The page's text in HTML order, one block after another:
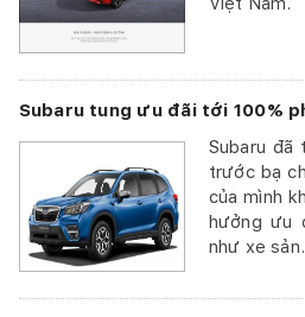
Subaru tung ưu đãi tới 100%
Subaru đã
trước bạ
của mình
hưởng ưu
như xe